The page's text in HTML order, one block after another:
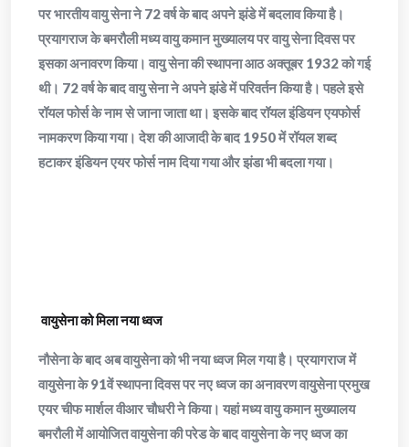
पर भारतीय वायु सेना ने 72 वर्ष के बाद अपने झंडे में बदलाव किया है।
प्रयागराज के बमरौली मध्य वायु कमान मुख्यालय पर वायु सेना दिवस पर
इसका अनावरण किया। वायु सेना की स्थापना आठ अक्तूबर 1932 को गई
थी। 72 वर्ष के बाद वायु सेना ने अपने झंडे में परिवर्तन किया है। पहले इसे
रॉयल फोर्स के नाम से जाना जाता था। इसके बाद रॉयल इंडियन एयफोर्स
नामकरण किया गया। देश की आजादी के बाद 1950 में रॉयल शब्द
हटाकर इंडियन एयर फोर्स नाम दिया गया और झंडा भी बदला गया।
वायुसेना को मिला नया ध्वज
नौसेना के बाद अब वायुसेना को भी नया ध्वज मिल गया है। प्रयागराज में
वायुसेना के 91वें स्थापना दिवस पर नए ध्वज का अनावरण वायुसेना प्रमुख
एयर चीफ मार्शल वीआर चौधरी ने किया। यहां मध्य वायु कमान मुख्यालय
बमरौली में आयोजित वायुसेना की परेड के बाद वायुसेना के नए ध्वज का